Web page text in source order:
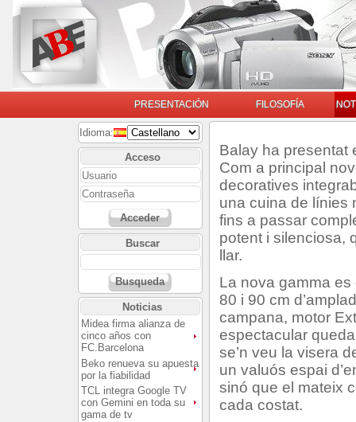
PRESENTACIÓN FILOSOFÍA
Idioma:
Acceso
Acceder
Buscar
Busqueda
Noticias
Midea firma alianza de
cinco años con
FC.Barcelona
Beko renueva su apuesta
por la fiabilidad
TCL integra Google TV
con Gemini en toda su
gama de tv
Balay ha presentat
Com a principal
decoratives
una cuina de línies
fins a passar
potent i silenciosa,
llar.
La nova gamma
80 i 90 cm
campana, motor
espectacular
se’n veu la visera
un valuós espai
sinó que el mateix
cada costat.